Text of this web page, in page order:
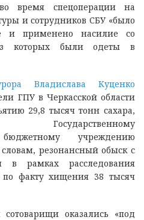
время спецоперации на
и сотрудников СБУ «было
и применено насилие со
которых были одеты в
Владислава Куценко
ГПУ в Черкасской области
29,8 тысяч тонн сахара,
бюджетному учреждению
резонансный обыск с
в рамках расследования
по факту хищения 38 тысяч
оказались «под